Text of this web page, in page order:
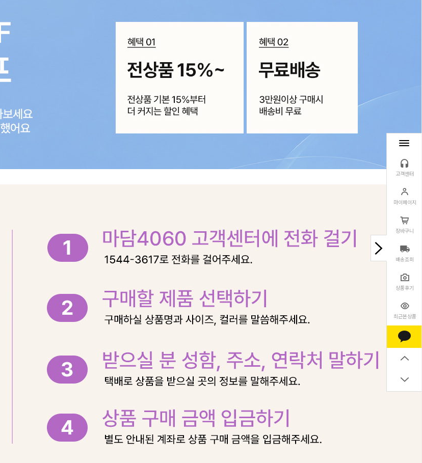
고객센터
마이페이지
장바구니
배송조회
상품후기
최근본상품